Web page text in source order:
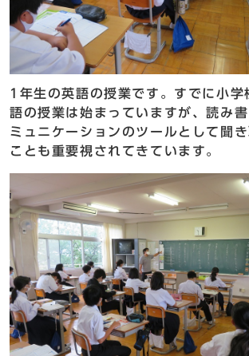
1年生の英語の授業です。すでに小学
語の授業は始まっていますが、読み
ミュニケーションのツールとして聞
ことも重要視されてきています。